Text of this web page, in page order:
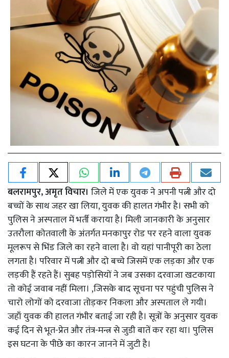
बलरामपुर, अमृत विचार। जिले में एक युवक ने अपनी पत्नी और दो
बच्चों के साथ जहर खा लिया, युवक की हालत गंभीर है। सभी को
पुलिस ने अस्पताल में भर्ती कराया है। मिली जानकारी के अनुसार
उतरौला कोतवाली के अंतर्गत मनकापुर रोड पर रहने वाला युवक
मूलरूप से भिंड जिले का रहने वाला है। वो यहां पानीपूरी का ठेला
लगता है। परिवार में पत्नी और दो बच्चे जिसमें एक लड़का और एक
लड़की हैं रहते हैं। सुबह पड़ोसियों ने जब उसका दरवाजा खटकाया
तो कोई जवाब नहीं मिला। ,जिसके बाद सूचना पर पहुंची पुलिस ने
चारो लोगों को दरवाजा तोड़कर निकला और अस्पताल ले गयी।
जहाँ युवक की हालत गंभीर बताई जा रही है। सूत्रों के अनुसार युवक
कई दिन से भूत-प्रेत और तंत्र-मन्त्र से जुडी बातें कर रहा था। पुलिस
इस घटना के पीछे का कारन जानने में जुटी है।